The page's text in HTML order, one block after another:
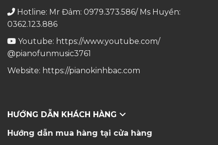
Hotline: Mr Đảm: 0979.373.586/ Ms Huyền:
0362.123.886
Youtube: https://www.youtube.com/
@pianofunmusic3761
Website: https://pianokinhbac.com
HƯỚNG DẪN KHÁCH HÀNG
Hướng dẫn mua hàng tại cửa hàng